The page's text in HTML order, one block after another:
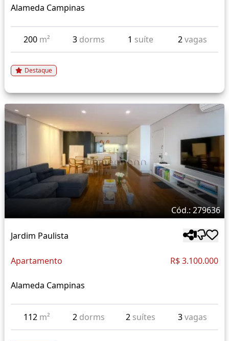
Alameda Campinas
200 m² 3 dorms 1 suíte 2vagas
Destaque
Cód.: 279636
Jardim Paulista
Apartamento R$ 3.100.000
Alameda Campinas
112 m² 2 dorms 2 suítes 3vagas